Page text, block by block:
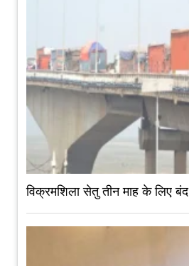
विक्रमशिला सेतु तीन माह के लिए बंद